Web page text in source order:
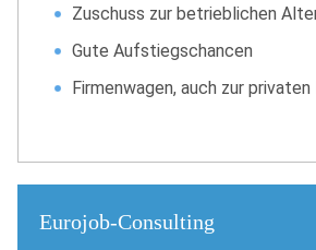
Zuschuss zur betrieblichen
Gute Aufstiegschancen
Firmenwagen, auch zur
Eurojob-Consulting